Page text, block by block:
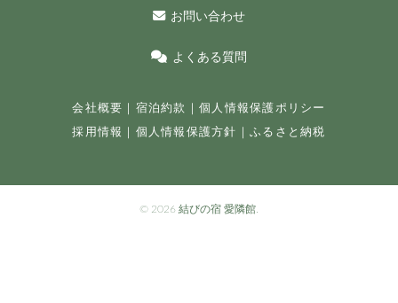
お問い合わせ
よくある質問
会社概要 宿泊約款 ｜個人情報保護ポリシー
採用情報 個人情報保護方針 ｜ふるさと納税
© 2026 結びの宿 愛隣館.